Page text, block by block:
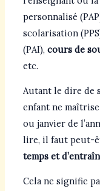
personnalisé
scolarisation
(PAI), cours de
etc.
Autant le dire de
enfant ne
ou janvier de
lire, il faut peut-
temps et
Cela ne signifie